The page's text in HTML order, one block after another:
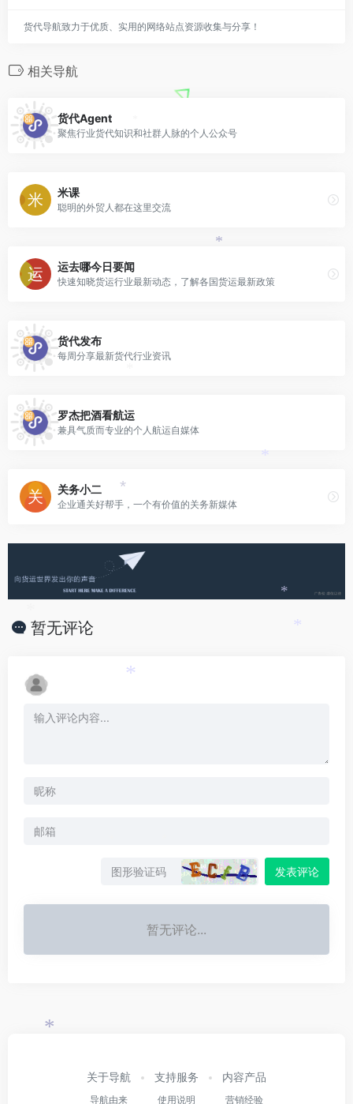
货代导航致力于优质、实用的网络站点资源收集与分享！
相关导航
货代Agent
聚焦行业货代知识和社群人脉的个人公众号
米课
聪明的外贸人都在这里交流
运去哪今日要闻
快速知晓货运行业最新动态，了解各国货运最新政策
货代发布
每周分享最新货代行业资讯
罗杰把酒看航运
兼具气质而专业的个人航运自媒体
关务小二
企业通关好帮手，一个有价值的关务新媒体
暂无评论
发表评论
暂无评论...
关于导航
导航由来
支持服务
使用说明
内容产品
营销经验
*
*
*
*
*